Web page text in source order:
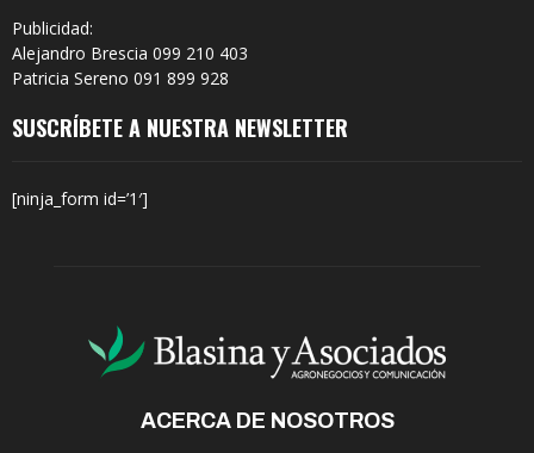
Publicidad:
Alejandro Brescia 099 210 403
Patricia Sereno 091 899 928
SUSCRÍBETE A NUESTRA NEWSLETTER
[ninja_form id=’1′]
ACERCA DE NOSOTROS